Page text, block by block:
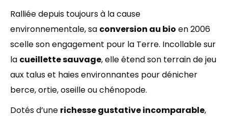
Ralliée depuis toujours à la cause
environnementale, sa conversion au bio en 2006
scelle son engagement pour la Terre. Incollable sur
la cueillette sauvage, elle étend son terrain de jeu
aux talus et haies environnantes pour dénicher
berce, ortie, oseille ou chénopode.
Dotés d’une richesse gustative incomparable,